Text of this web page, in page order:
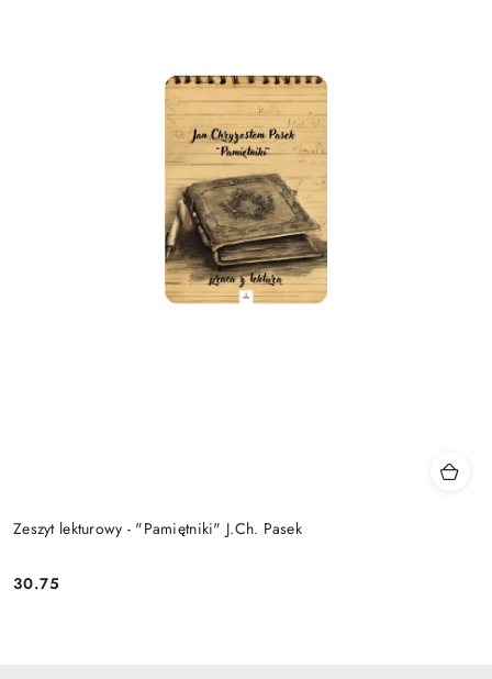
Zeszyt lekturowy - "Pamiętniki" J.Ch. Pasek
Cena:
30.75